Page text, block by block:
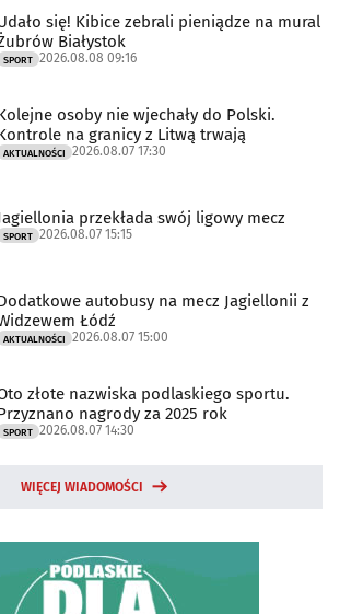
się! Kibice zebrali pieniądze na mural
Białystok
SPORT 2026.08.08 09:16
osoby nie wjechały do Polski.
na granicy z Litwą trwają
AKTUALNOŚCI 2026.08.07 17:30
przekłada swój ligowy mecz
SPORT 2026.08.07 15:15
autobusy na mecz Jagiellonii z
Łódź
AKTUALNOŚCI 2026.08.07 15:00
złote nazwiska podlaskiego sportu.
nagrody za 2025 rok
SPORT 2026.08.07 14:30
WIĘCEJ WIADOMOŚCI